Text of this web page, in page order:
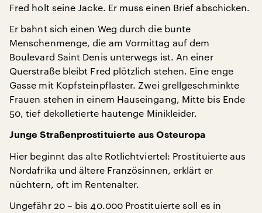
Fred holt seine Jacke. Er muss einen Brief abschicken.
Er bahnt sich einen Weg durch die bunte
Menschenmenge, die am Vormittag auf dem
Boulevard Saint Denis unterwegs ist. An einer
Querstraße bleibt Fred plötzlich stehen. Eine enge
Gasse mit Kopfsteinpflaster. Zwei grellgeschminkte
Frauen stehen in einem Hauseingang, Mitte bis Ende
50, tief dekolletierte hautenge Minikleider.
Junge Straßenprostituierte aus Osteuropa
Hier beginnt das alte Rotlichtviertel: Prostituierte aus
Nordafrika und ältere Französinnen, erklärt er
nüchtern, oft im Rentenalter.
Ungefähr 20 – bis 40.000 Prostituierte soll es in